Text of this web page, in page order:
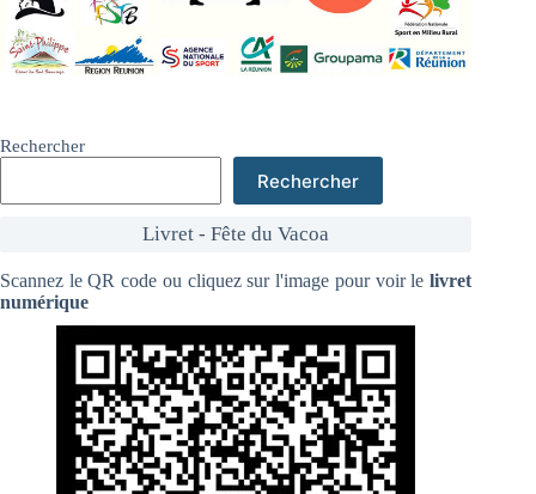
Rechercher
Rechercher
Livret - Fête du Vacoa
Scannez le QR code ou cliquez sur l'image pour voir lelivret
numérique